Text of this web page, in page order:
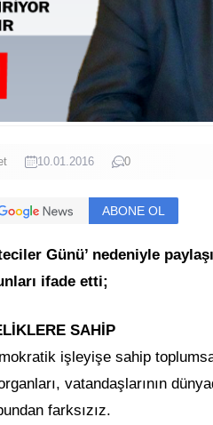
10.01.2016 0
ABONE OL
Günü’ nedeniyle
ifade etti;
SAHİP
işleyişe sahip
vatandaşlarının
farksızız.